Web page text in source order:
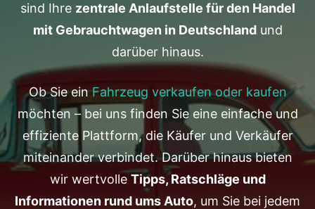
sind Ihre zentrale Anlaufstelle für den Handel
mit Gebrauchtwagen in Deutschlandund
darüber hinaus.
Ob Sie einFahrzeug verkaufen oder kaufen
möchten – bei uns finden Sie eine einfache und
effiziente Plattform, die Käufer und Verkäufer
miteinander verbindet. Darüber hinaus bieten
wir wertvolle Tipps, Ratschläge und
Informationen rund ums Auto, um Sie bei jedem